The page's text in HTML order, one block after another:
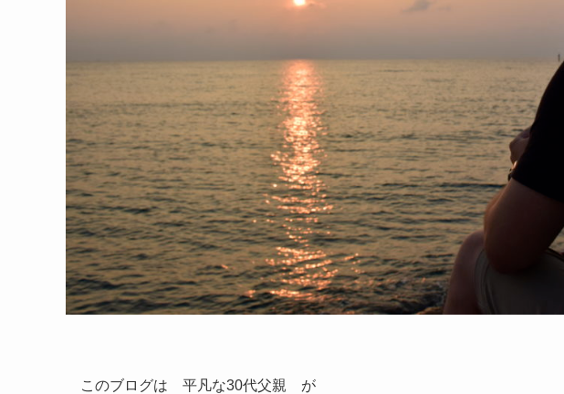
このブログは 平凡な30代父親 が